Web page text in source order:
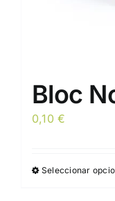
Bloc
0,10€
Seleccionar